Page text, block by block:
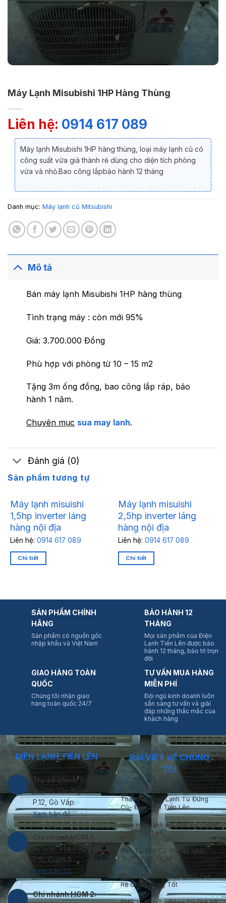
Máy Lạnh Misubishi 1HP Hàng Thùng
Liên hệ: 0914 617 089
Máy lạnh Misubishi 1HP hàng thùng, loại máy lạnh cũ có
công suất vừa giá thành rẻ dùng cho diện tích phòng
vừa và nhỏ.Bao công lắpbảo hành 12 tháng
Danh mục: Máy lạnh cũ Mitsubishi
Mô tả
Bán máy lạnh Misubishi 1HP hàng thùng
Tình trạng máy : còn mới 95%
Giá: 3.700.000 Đồng
Phù hợp với phòng từ 10 – 15 m2
Tặng 3m ống đồng, bao công lắp ráp, bảo
hành 1 năm.
Chuyên mục sua may lanh.
Đánh giá (0)
Sản phẩm tương tự
Máy lạnh misuishi
1,5hp inverter láng
hàng nội địa
Liên hệ: 0914 617 089
Chi tiết
Máy lạnh misuishi
2,5hp inverter láng
hàng nội địa
Liên hệ: 0914 617 089
Chi tiết
SẢN PHẨM CHÍNH
HÃNG
Sản phẩm có nguồn gốc
nhập khẩu và Việt Nam
BẢO HÀNH 12
THÁNG
Mọi sản phẩm của Điện
Lạnh Tiến Lên được bảo
hành 12 tháng, bảo trì trọn
đời
GIAO HÀNG TOÀN
QUỐC
Chúng tôi nhận giao
hàng toàn quốc 24/7
TƯ VẤN MUA HÀNG
MIỄN PHÍ
Đội ngũ kinh doanh luôn
sẵn sàng tư vấn và giải
đáp những thắc mắc của
khách hàng
ĐIỆN LẠNH TIẾN LÊN
Trụ sở chính167/3
Huỳnh Văn Nghệ,
P.12, Gò Vấp.
Xem bản đồ
Chi nhánh HCM 1:
S23/6C Mai Hắc Đế,
P15, Quận 8
Xem bản đồ
Chi nhánh HCM 2:
BÀI VIẾT VỀ CHÚNG
TÔI
Thanh Lý Máy Lạnh Tủ Đứng
Cũ- Điện lạnh Tiến Lên
Mua máy lạnh âm trần cũ – Điện
Lạnh Tiến Lên
Bán Tủ Mát Cũ Giá Rẻ Nhất Thị
Trường TP. HCM
Địa Chỉ Bán Máy Lạnh Cũ Giá
Rẻ Chất Lượng Tốt